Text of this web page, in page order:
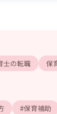
士の転職
保
#保育補助